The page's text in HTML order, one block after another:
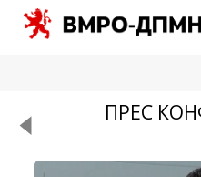
ПРЕС